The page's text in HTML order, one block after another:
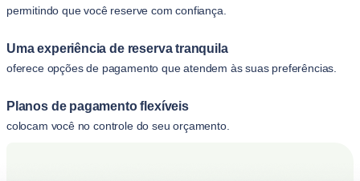
permitindo que você reserve com confiança.
Uma experiência de reserva tranquila
oferece opções de pagamento que atendem às suas preferências.
Planos de pagamento flexíveis
colocam você no controle do seu orçamento.